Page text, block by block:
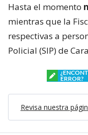
Hasta el momento
mientras que la
respectivas a
Policial (SIP) de
ERROR?
Revisa nuestra